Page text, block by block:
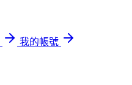
我的帳號